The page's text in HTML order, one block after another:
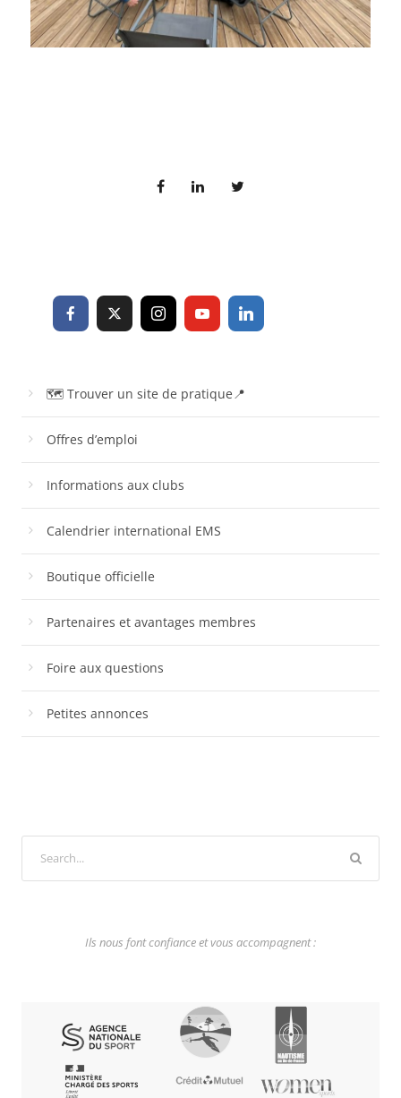
🗺 Trouver un site de pratique📍
Offres d’emploi
Informations aux clubs
Calendrier international EMS
Boutique officielle
Partenaires et avantages membres
Foire aux questions
Petites annonces
Ils nous font confiance et vous accompagnent :